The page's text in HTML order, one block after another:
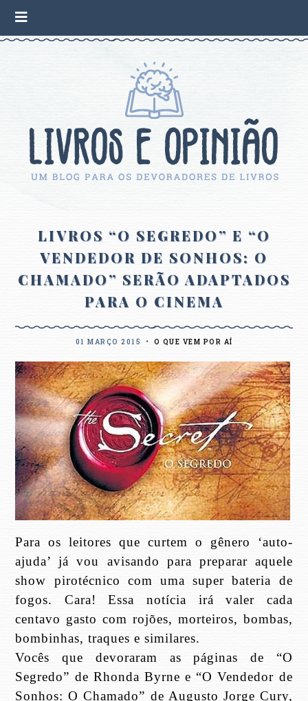
LIVROS “O SEGREDO” E “O
VENDEDOR DE SONHOS: O
CHAMADO” SERÃO ADAPTADOS
PARA O CINEMA
01 MARÇO 2015 • O QUE VEM POR AÍ
Para os leitores que curtem o gênero ‘auto-
ajuda’ já vou avisando para preparar aquele
show pirotécnico com uma super bateria de
fogos. Cara! Essa notícia irá valer cada
centavo gasto com rojões, morteiros, bombas,
bombinhas, traques e similares.
Vocês que devoraram as páginas de “O
Segredo” de Rhonda Byrne e “O Vendedor de
Sonhos: O Chamado” de Augusto Jorge Cury,